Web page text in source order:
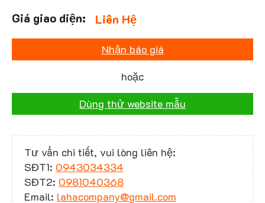
Liên Hệ
Nhận báo giá
hoặc
Dùng thử website mẫu
Tư vấn chi tiết, vui lòng liên hệ:
SĐT1: 0943034334
SĐT2: 0981040368
Email: lahacompany@gmail.com